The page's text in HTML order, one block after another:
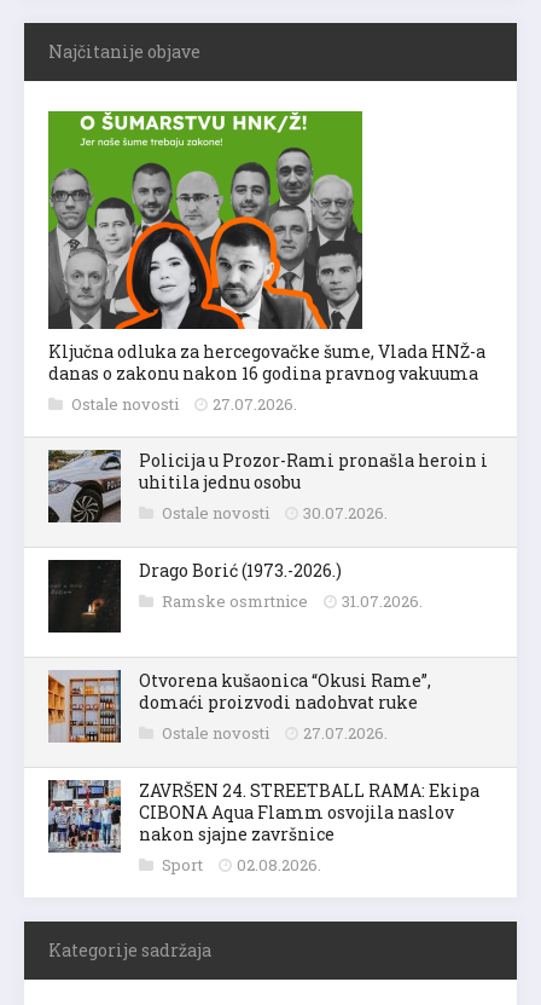
Najčitanije objave
Ključna odluka za hercegovačke šume, Vlada HNŽ-a
danas o zakonu nakon 16 godina pravnog vakuuma
Ostale novosti 27.07.2026.
Policija u Prozor-Rami pronašla heroin i
uhitila jednu osobu
Ostale novosti 30.07.2026.
Drago Borić (1973.-2026.)
Ramske osmrtnice 31.07.2026.
Otvorena kušaonica “Okusi Rame”,
domaći proizvodi nadohvat ruke
Ostale novosti 27.07.2026.
ZAVRŠEN 24. STREETBALL RAMA: Ekipa
CIBONA Aqua Flamm osvojila naslov
nakon sjajne završnice
Sport 02.08.2026.
Kategorije sadržaja